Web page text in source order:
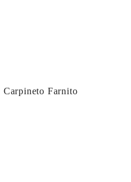
Carpineto Farnito